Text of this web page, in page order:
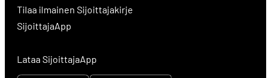
Tilaa ilmainen Sijoittajakirje
SijoittajaApp
Lataa SijoittajaApp